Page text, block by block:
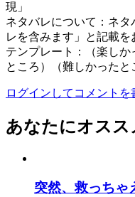
現」
ネタバレについて：ネ
レを含みます」と記載を
テンプレート：（楽し
ところ）（難しかったと
ログインしてコメントを
あなたにオスス
突然、救っちゃ